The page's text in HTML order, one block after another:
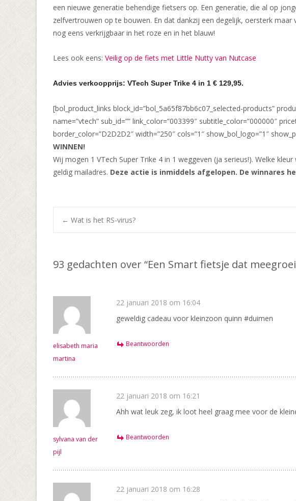
een nieuwe generatie behendige fietsers op. Een generatie, die al op
zelfvertrouwen op te bouwen. En dat dankzij een degelijk, oersterk
nog eens verkrijgbaar in het roze en in het blauw!
Lees ook eens: Veilig op de fiets met Little Nutty van Nutcase
Advies verkoopprijs: VTech Super Trike 4 in 1 € 129,95.
[bol_product_links block_id=”bol_5a65f87bb6c07_selected-products”
name=”vtech” sub_id=”” link_color=”003399″ subtitle_color=”000000″
border_color=”D2D2D2″ width=”250″ cols=”1″ show_bol_logo=”1″
WINNEN!
Wij mogen 1 VTech Super Trike 4 in 1 weggeven (ja serieus!). Welke
geldig mailadres. Deze actie is inmiddels afgelopen. De winnares
Bericht
navigatie
← Wat is het RS-virus?
93 gedachten over “Een Smart fietsje dat
elisabeth maria
martina
22 januari 2018 om 16:04
geweldig cadeau voor kleinzoon quinn #duimen
Beantwoorden
sylvana van der
pijl
22 januari 2018 om 16:21
Ahh wat leuk zeg, ik loot heel graag mee voor de
Beantwoorden
22 januari 2018 om 16:28